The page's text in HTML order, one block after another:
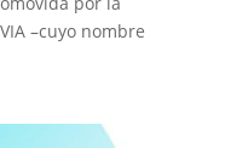
–cuyo nombre